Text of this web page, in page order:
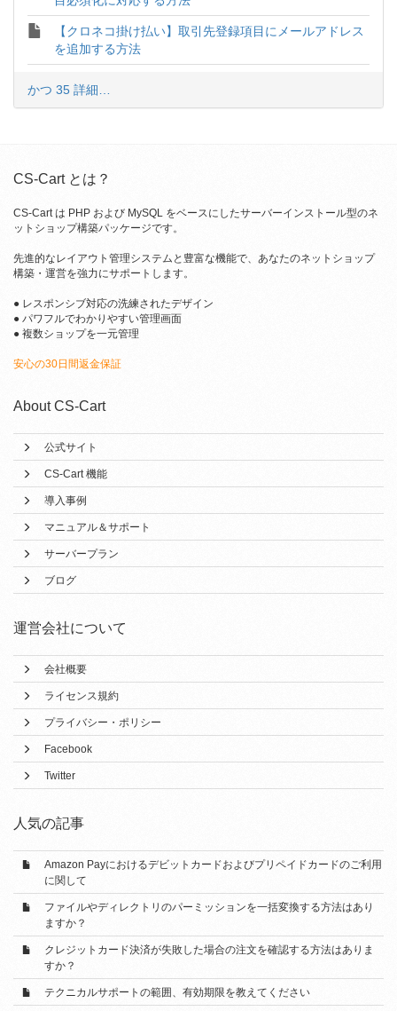
【クロネコ掛け払い】取引先登録項目にメールアドレス
を追加する方法
かつ 35 詳細…
CS-Cart とは？
CS-Cart は PHP および MySQL をベースにしたサーバーインストール型のネ
ットショップ構築パッケージです。
先進的なレイアウト管理システムと豊富な機能で、あなたのネットショップ
構築・運営を強力にサポートします。
● レスポンシブ対応の洗練されたデザイン
● パワフルでわかりやすい管理画面
● 複数ショップを一元管理
安心の30日間返金保証
About CS-Cart
公式サイト
CS-Cart 機能
導入事例
マニュアル＆サポート
サーバープラン
ブログ
運営会社について
会社概要
ライセンス規約
プライバシー・ポリシー
Facebook
Twitter
人気の記事
Amazon Payにおけるデビットカードおよびプリペイドカードのご利用
に関して
ファイルやディレクトリのパーミッションを一括変換する方法はあり
ますか？
クレジットカード決済が失敗した場合の注文を確認する方法はありま
すか？
テクニカルサポートの範囲、有効期限を教えてください